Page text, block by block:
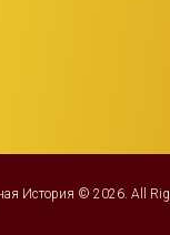
История © 2026. All